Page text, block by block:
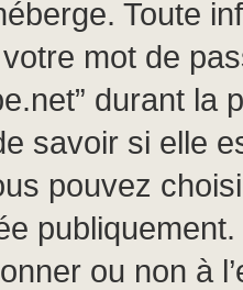
Toute
votre mot de
durant la
savoir si elle
pouvez
ou non à